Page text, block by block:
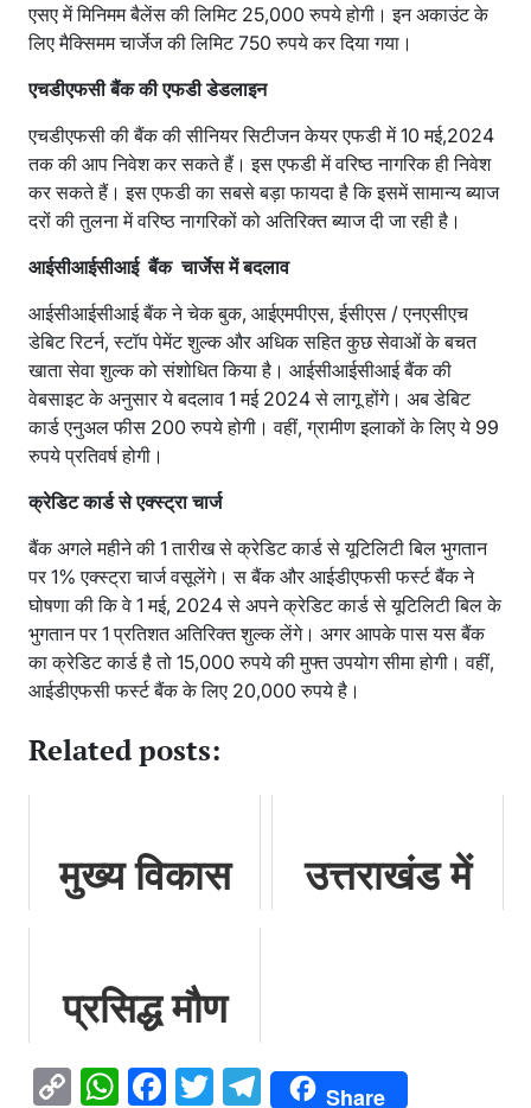
एसए में मिनिमम बैलेंस की लिमिट 25,000 रुपये होगी। इन अकाउंट के
लिए मैक्सिमम चार्जेज की लिमिट 750 रुपये कर दिया गया।
एचडीएफसी बैंक की एफडी डेडलाइन
एचडीएफसी की बैंक की सीनियर सिटीजन केयर एफडी में 10 मई,2024
तक की आप निवेश कर सकते हैं। इस एफडी में वरिष्ठ नागरिक ही निवेश
कर सकते हैं। इस एफडी का सबसे बड़ा फायदा है कि इसमें सामान्य ब्याज
दरों की तुलना में वरिष्ठ नागरिकों को अतिरिक्त ब्याज दी जा रही है।
आईसीआईसीआई बैंक चार्जेस में बदलाव
आईसीआईसीआई बैंक ने चेक बुक, आईएमपीएस, ईसीएस / एनएसीएच
डेबिट रिटर्न, स्टॉप पेमेंट शुल्क और अधिक सहित कुछ सेवाओं के बचत
खाता सेवा शुल्क को संशोधित किया है। आईसीआईसीआई बैंक की
वेबसाइट के अनुसार ये बदलाव 1 मई 2024 से लागू होंगे। अब डेबिट
कार्ड एनुअल फीस 200 रुपये होगी। वहीं, ग्रामीण इलाकों के लिए ये 99
रुपये प्रतिवर्ष होगी।
क्रेडिट कार्ड से एक्स्ट्रा चार्ज
बैंक अगले महीने की 1 तारीख से क्रेडिट कार्ड से यूटिलिटी बिल भुगतान
पर 1% एक्स्ट्रा चार्ज वसूलेंगे। स बैंक और आईडीएफसी फर्स्ट बैंक ने
घोषणा की कि वे 1 मई, 2024 से अपने क्रेडिट कार्ड से यूटिलिटी बिल के
भुगतान पर 1 प्रतिशत अतिरिक्त शुल्क लेंगे। अगर आपके पास यस बैंक
का क्रेडिट कार्ड है तो 15,000 रुपये की मुफ्त उपयोग सीमा होगी। वहीं,
आईडीएफसी फर्स्ट बैंक के लिए 20,000 रुपये है।
Related posts:
मुख्य विकास
आरसी तिवारी
ने किया विभिन्न
पोलिंग बूथों का
उत्तराखंड में
136 कर्मियों
प्रसिद्ध मौण
मेला इस साल
CopyWhatsApp
Facebook
Twitter
Telegram
Share